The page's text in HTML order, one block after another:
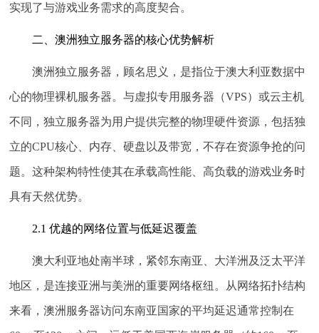
实现了与游戏业务需求的高度契合。
二、澳洲独立服务器的核心优势解析
澳洲独立服务器，顾名思义，是指位于澳大利亚数据中
心的物理裸机服务器。与虚拟专用服务器（VPS）或云主机
不同，独立服务器为用户提供完整的物理硬件资源，包括独
立的CPU核心、内存、硬盘以及带宽，不存在资源争抢的问
题。这种架构特性使其在承载高性能、高负载的游戏业务时
具有天然优势。
2.1 优越的网络位置与低延迟覆盖
澳大利亚地处南半球，紧邻东南亚、大洋洲及泛太平洋
地区，是连接亚洲与美洲的重要网络枢纽。从网络拓扑结构
来看，澳洲服务器访问东南亚国家的平均延迟通常控制在